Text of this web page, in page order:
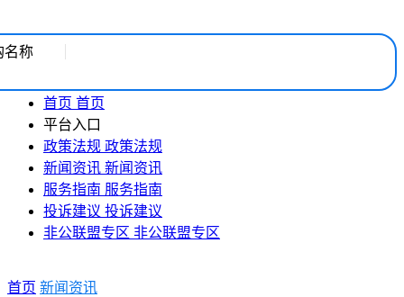
名称
首页 首页
平台入口
政策法规 政策法规
新闻资讯 新闻资讯
服务指南 服务指南
投诉建议 投诉建议
非公联盟专区 非公联盟专区
首页 新闻资讯